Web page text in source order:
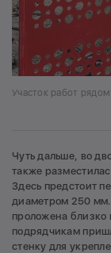
Участок работ
Чуть дальше, во
также
Здесь предстоит
диаметром 250 мм.
проложена близко
подрядчикам
стенку для